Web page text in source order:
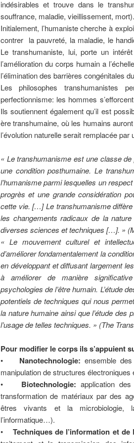
indésirables et trouve dans le
souffrance, maladie, vieillissement, mort).
Initialement, l’humaniste cherche à
contrer la pauvreté, la maladie, le
Le transhumaniste, lui, porte un
l’amélioration du corps humain a
l’élimination des barrières congénitales
Les philosophes transhumanistes
perfectionnisme: les hommes
Ils soutiennent également qu’il est
ère transhumaine, où les humains
l’évolution naturelle serait remplacée
« Le transhumanisme est une classe
une condition posthumaine. Le
l’humanisme parmi lesquelles un
progrès et une grande considération
cette vie. […] Le transhumanisme diffère
les changements radicaux de la
diverses sciences et techniques […]. »
« Le mouvement culturel et
d’améliorer fondamentalement la
en développant et diffusant largement
à améliorer de manière
psychologies de l’être humain. L’étude
potentiels de techniques qui nous
la nature humaine ainsi que l’étude des
l’usage de telles techniques. » (The
Pour modifier le corps ils s’appuient
• Nanotechnologie: ensemble
manipulation de structures électroniques
• Biotechnologie: application
transformation de matériaux par des
êtres vivants et la microbiologie,
l’informatique…).
•Techniques de l’information et